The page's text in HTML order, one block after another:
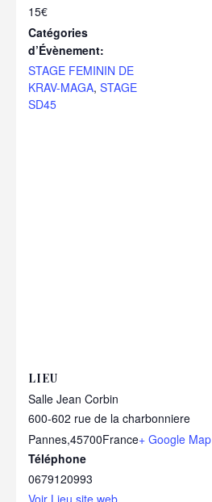
15€
Catégories
d’Évènement:
STAGE FEMININ DE
KRAV-MAGA, STAGE
SD45
LIEU
Salle Jean Corbin
600-602 rue de la charbonniere
Pannes,45700France+ Google Map
Téléphone
0679120993
Voir Lieu site web